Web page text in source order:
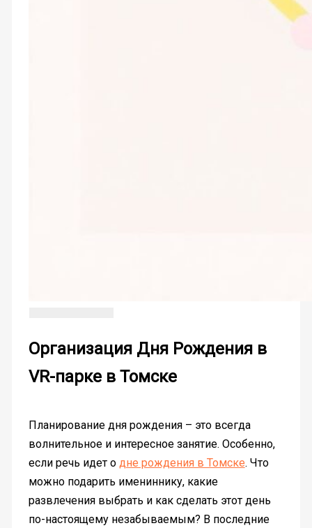
Организация Дня Рождения в
VR-парке в Томске
Планирование дня рождения – это всегда
волнительное и интересное занятие. Особенно,
если речь идет о дне рождения в Томске. Что
можно подарить имениннику, какие
развлечения выбрать и как сделать этот день
по-настоящему незабываемым? В последние